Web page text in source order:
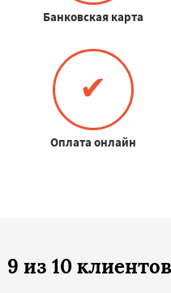
Банковская карта
✔
Оплата онлайн
9 из 10